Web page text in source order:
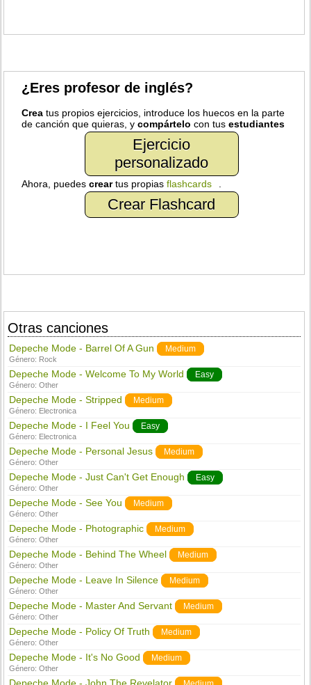
¿Eres profesor de inglés?
Crea tus propios ejercicios, introduce los huecos en la parte
de canción que quieras, ycompártelo con tusestudiantes
Ejercicio
personalizado
Ahora, puedescreartus propiasflashcards
Crear Flashcard
Otras canciones
Depeche Mode - Barrel Of A Gun Medium
Género: Rock
Depeche Mode - Welcome To My World Easy
Género:Other
Depeche Mode - Stripped Medium
Género: Electronica
Depeche Mode - I Feel You Easy
Género: Electronica
Depeche Mode - Personal Jesus Medium
Género:Other
Depeche Mode - Just Can't Get Enough Easy
Género:Other
Depeche Mode - See You Medium
Género:Other
Depeche Mode - Photographic Medium
Género:Other
Depeche Mode - Behind The Wheel Medium
Género:Other
Depeche Mode - Leave In Silence Medium
Género:Other
Depeche Mode - Master And Servant Medium
Género:Other
Depeche Mode - Policy Of Truth Medium
Género:Other
Depeche Mode - It's No Good Medium
Género:Other